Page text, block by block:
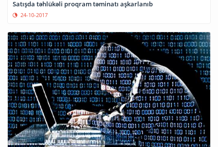
Satışda təhlükəli proqram təminatı aşkarlanıb
24-10-2017